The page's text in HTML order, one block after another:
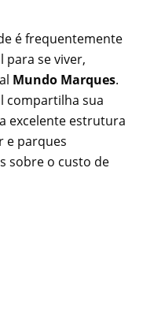
é frequentemente
para se viver,
Mundo Marques.
compartilha sua
excelente estrutura
e parques
sobre o custo de